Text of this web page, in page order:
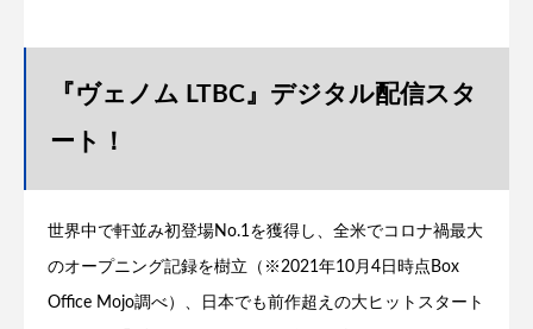
『ヴェノム LTBC』デジタル配信スタ
ート！
世界中で軒並み初登場No.1を獲得し、全米でコロナ禍最大
のオープニング記録を樹立（※2021年10月4日時点Box
Office Mojo調べ）、日本でも前作超えの大ヒットスタート